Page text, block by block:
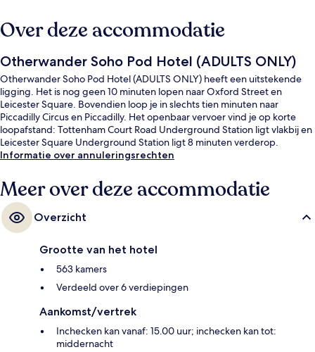
Over deze accommodatie
Otherwander Soho Pod Hotel (ADULTS ONLY)
Otherwander Soho Pod Hotel (ADULTS ONLY) heeft een uitstekende
ligging. Het is nog geen 10 minuten lopen naar Oxford Street en
Leicester Square. Bovendien loop je in slechts tien minuten naar
Piccadilly Circus en Piccadilly. Het openbaar vervoer vind je op korte
loopafstand: Tottenham Court Road Underground Station ligt vlakbij en
Leicester Square Underground Station ligt 8 minuten verderop.
Informatie over annuleringsrechten
Meer over deze accommodatie
Overzicht
Grootte van het hotel
563 kamers
Verdeeld over 6 verdiepingen
Aankomst/vertrek
Inchecken kan vanaf: 15.00 uur; inchecken kan tot:
middernacht